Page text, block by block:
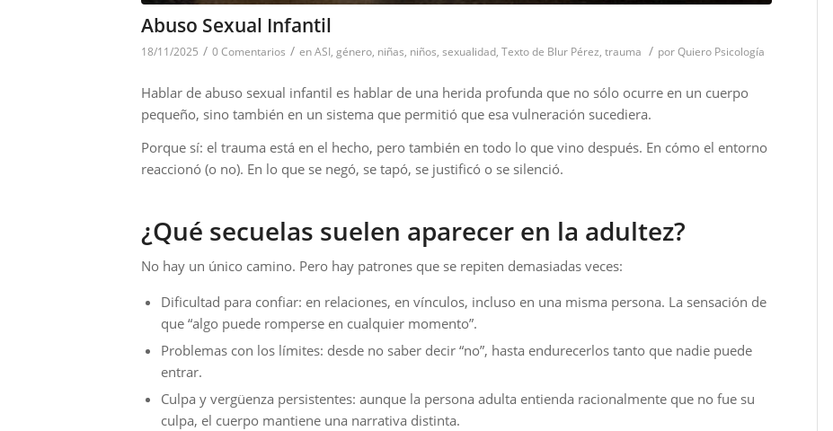
Abuso Sexual Infantil
18/11/2025 / 0 Comentarios / enASI, género, niñas, niños, sexualidad, Texto de Blur Pérez, trauma / porQuiero Psicología
Hablar de abuso sexual infantil es hablar de una herida profunda que no sólo ocurre en un cuerpo
pequeño, sino también en un sistema que permitió que esa vulneración sucediera.
Porque sí: el trauma está en el hecho, pero también en todo lo que vino después. En cómo el entorno
reaccionó (o no). En lo que se negó, se tapó, se justificó o se silenció.
¿Qué secuelas suelen aparecer en la adultez?
No hay un único camino. Pero hay patrones que se repiten demasiadas veces:
Dificultad para confiar: en relaciones, en vínculos, incluso en una misma persona. La sensación de
que “algo puede romperse en cualquier momento”.
Problemas con los límites: desde no saber decir “no”, hasta endurecerlos tanto que nadie puede
entrar.
Culpa y vergüenza persistentes: aunque la persona adulta entienda racionalmente que no fue su
culpa, el cuerpo mantiene una narrativa distinta.